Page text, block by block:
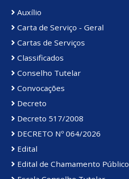
Auxílio
Carta de Serviço - Geral
Cartas de Serviços
Classificados
Conselho Tutelar
Convocações
Decreto
Decreto 517/2008
DECRETO Nº 064/2026
Edital
Edital de Chamamento Público